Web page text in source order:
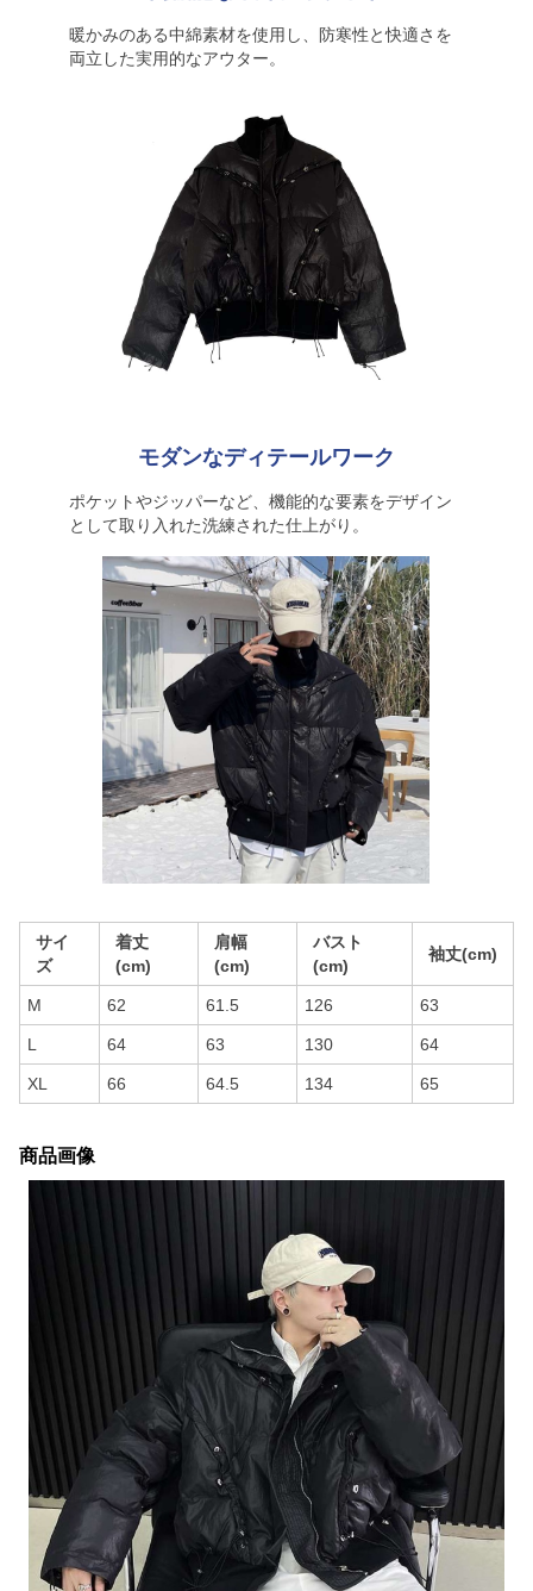
暖かみのある中綿素材を使用し、防寒性と快適さを
両立した実用的なアウター。
モダンなディテールワーク
ポケットやジッパーなど、機能的な要素をデザイン
として取り入れた洗練された仕上がり。
サイ
ズ
着丈
(cm)
肩幅
(cm)
バスト
(cm)
袖丈(cm)
M 62 61.5 126 63
L 64 63 130 64
XL 66 64.5 134 65
商品画像